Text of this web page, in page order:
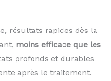
résultats rapides dès la
moins efficace que les
profonds et durables.
après le traitement.